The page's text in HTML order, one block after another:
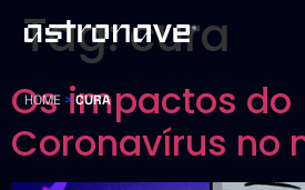
HOME >CURA
Tag:cura
Os impactos do
Coronavírus no